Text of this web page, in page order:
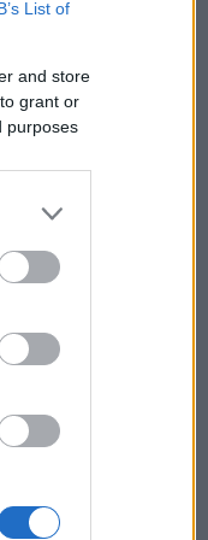
List of
and store
grant or
purposes
falunk
közt
Central
TV
Abbey
sorozat